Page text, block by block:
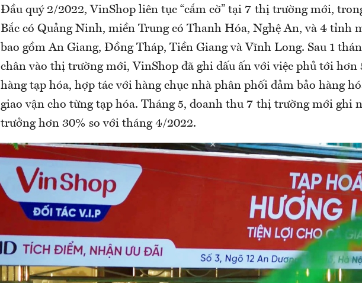
Đầu quý 2/2022, VinShop liên tục “cắm cờ” tại 7 thị trường mới,
Bắc có Quảng Ninh, miền Trung có Thanh Hóa, Nghệ An, và 4 tỉnh
bao gồm An Giang, Đồng Tháp, Tiền Giang và Vĩnh Long. Sau 1
chân vào thị trường mới, VinShop đã ghi dấu ấn với việc phủ tới hơn
hàng tạp hóa, hợp tác với hàng chục nhà phân phối đảm bảo hàng
giao vận cho từng tạp hóa. Tháng 5, doanh thu 7 thị trường mới ghi
trưởng hơn 30% so với tháng 4/2022.